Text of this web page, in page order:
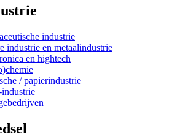
industrie
industrie en metaalindustrie
en hightech
/ papierindustrie